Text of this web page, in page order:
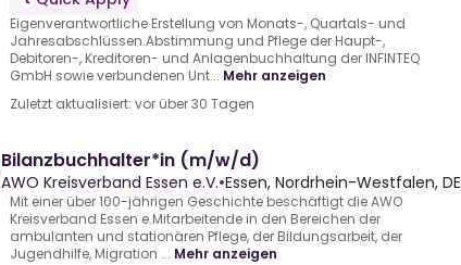
Eigenverantwortliche Erstellung von Monats-, Quartals- und
Jahresabschlüssen.Abstimmung und Pflege der Haupt-,
Debitoren-, Kreditoren- und Anlagenbuchhaltung der INFINTEQ
GmbH sowie verbundenen Unt... Mehr anzeigen
Zuletzt aktualisiert: vor über 30 Tagen
Bilanzbuchhalter*in (m/w/d)
AWO Kreisverband Essen e.V.•Essen, Nordrhein-Westfalen, DE
Mit einer über 100-jährigen Geschichte beschäftigt die AWO
Kreisverband Essen e.Mitarbeitende in den Bereichen der
ambulanten und stationären Pflege, der Bildungsarbeit, der
Jugendhilfe, Migration ... Mehr anzeigen